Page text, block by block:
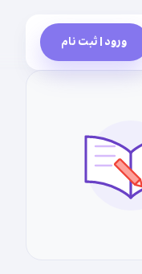
ورود | ثبت نام